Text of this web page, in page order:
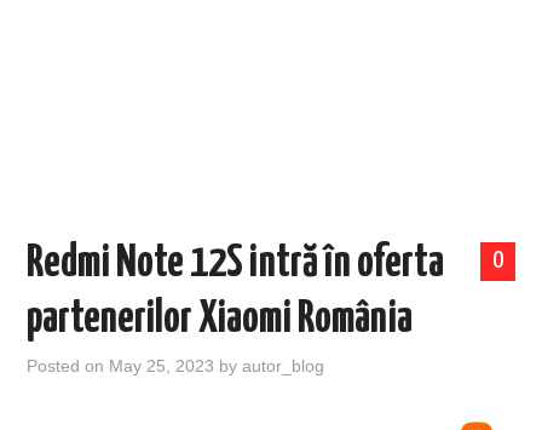
0
Redmi Note 12S intră în oferta
partenerilor Xiaomi România
Posted on May 25, 2023 byautor_blog